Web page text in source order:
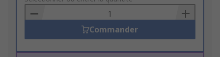
Basket
Commander